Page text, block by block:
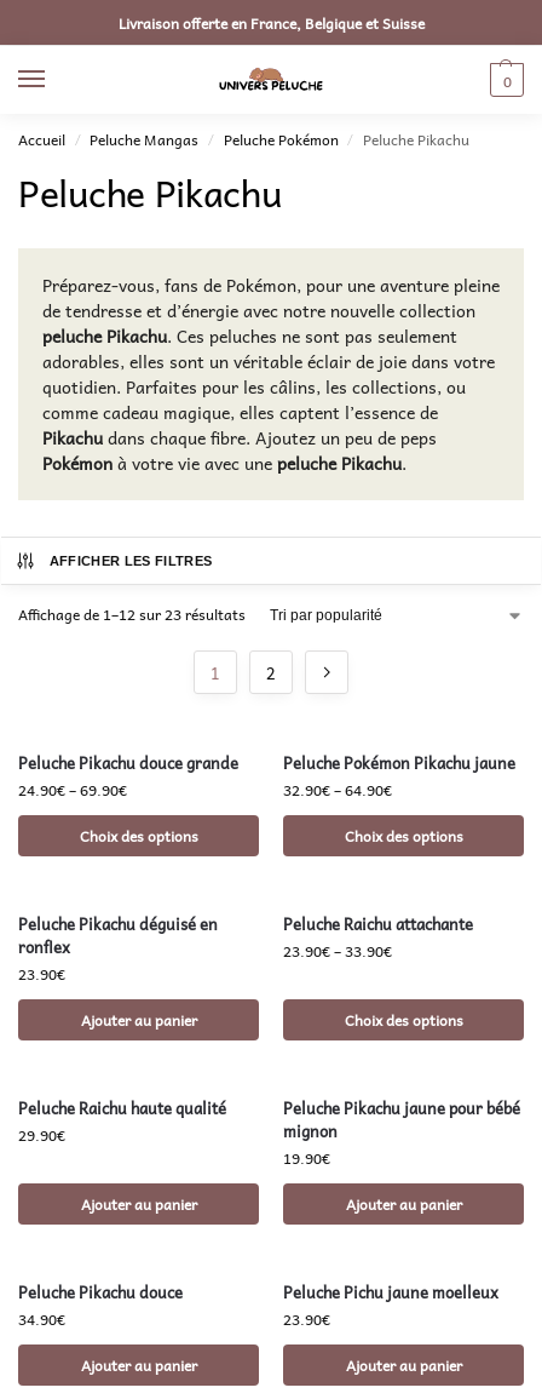
Livraison offerte en France, Belgique et Suisse
0
Accueil / Peluche Mangas / Peluche Pokémon / Peluche Pikachu
Peluche Pikachu
Préparez-vous, fans de Pokémon, pour une aventure pleine
de tendresse et d’énergie avec notre nouvelle collection
peluche Pikachu. Ces peluches ne sont pas seulement
adorables, elles sont un véritable éclair de joie dans votre
quotidien. Parfaites pour les câlins, les collections, ou
comme cadeau magique, elles captent l’essence de
Pikachudans chaque fibre. Ajoutez un peu de peps
Pokémonà votre vie avec unepeluche Pikachu.
AFFICHER LES FILTRES
Affichage de 1–12 sur 23 résultats
1 2
Peluche Pikachu douce grande
24.90€–69.90€
Choix des options
Peluche Pokémon Pikachu jaune
32.90€–64.90€
Choix des options
Peluche Pikachu déguisé en
ronflex
23.90€
Ajouter au panier
Peluche Raichu attachante
23.90€–33.90€
Choix des options
Peluche Raichu haute qualité
29.90€
Ajouter au panier
Peluche Pikachu jaune pour bébé
mignon
19.90€
Ajouter au panier
Peluche Pikachu douce
34.90€
Ajouter au panier
Peluche Pichu jaune moelleux
23.90€
Ajouter au panier